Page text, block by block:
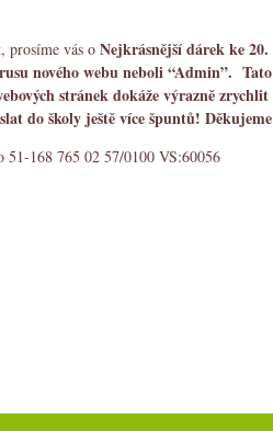
prosíme vás o Nejkrásnější dárek ke
nového webu neboli “Admin”.
stránek dokáže výrazně
do školy ještě více špuntů!
51-168 765 02 57/0100 VS:60056